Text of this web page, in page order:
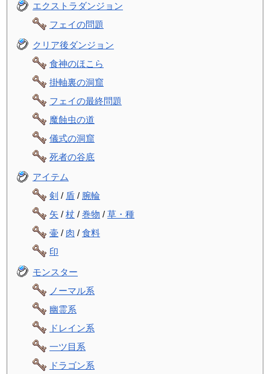
エクストラダンジョン
フェイの問題
クリア後ダンジョン
食神のほこら
掛軸裏の洞窟
フェイの最終問題
魔蝕虫の道
儀式の洞窟
死者の谷底
アイテム
剣 / 盾 / 腕輪
矢 /杖 /巻物 /草・種
壷 / 肉 /食料
印
モンスター
ノーマル系
幽霊系
ドレイン系
一ツ目系
ドラゴン系